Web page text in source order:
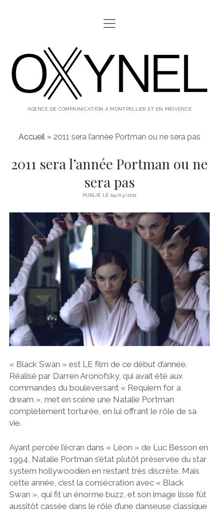
ABOUT
twitterinstagram
linkedin
ouvrir
menu
oxynel,
le
blog
AGENCE DE COMMUNICATION À MONTPELLIER ET EN PROVENCE
Accueil » 2011 sera l’année Portman ou ne sera pas
2011 sera l’année Portman ou ne
sera pas
PUBLIÉ LE 04/03/2011
« Black Swan » est LE film de ce début d’année.
Réalisé par Darren Aronofsky, qui avait été aux
commandes du bouleversant « Requiem for a
dream », met en scène une Natalie Portman
complètement torturée, en lui offrant le rôle de sa
vie.
Ayant percée l’écran dans « Léon » de Luc Besson en
1994, Natalie Portman s’état plutôt préservée du star
system hollywoodien en restant très discrète. Mais
cette année, c’est la consécration avec « Black
Swan », qui fit un énorme buzz, et son image lisse fût
aussitôt cassée dans le rôle d’une danseuse classique